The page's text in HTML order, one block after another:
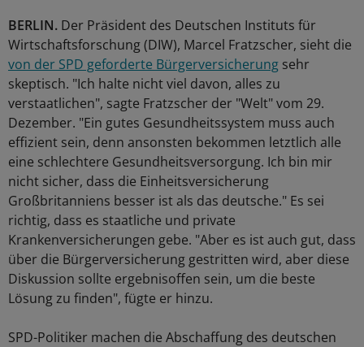
BERLIN. Der Präsident des Deutschen Instituts für
Wirtschaftsforschung (DIW), Marcel Fratzscher, sieht die
von der SPD geforderte Bürgerversicherung sehr
skeptisch. "Ich halte nicht viel davon, alles zu
verstaatlichen", sagte Fratzscher der "Welt" vom 29.
Dezember. "Ein gutes Gesundheitssystem muss auch
effizient sein, denn ansonsten bekommen letztlich alle
eine schlechtere Gesundheitsversorgung. Ich bin mir
nicht sicher, dass die Einheitsversicherung
Großbritanniens besser ist als das deutsche." Es sei
richtig, dass es staatliche und private
Krankenversicherungen gebe. "Aber es ist auch gut, dass
über die Bürgerversicherung gestritten wird, aber diese
Diskussion sollte ergebnisoffen sein, um die beste
Lösung zu finden", fügte er hinzu.
SPD-Politiker machen die Abschaffung des deutschen